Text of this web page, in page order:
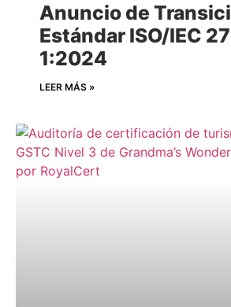
Anuncio de
Estándar ISO/IEC
1:2024
LEER MÁS »